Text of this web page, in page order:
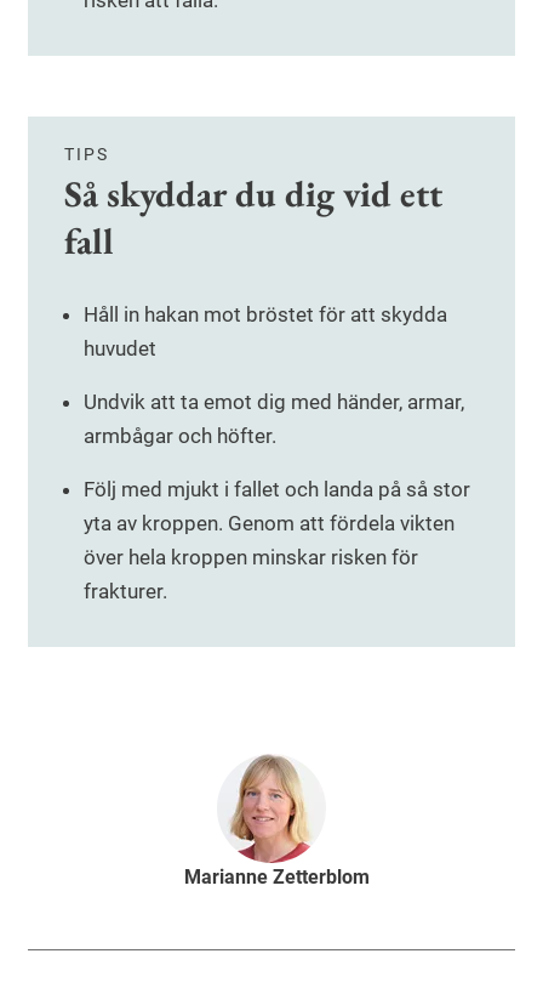
TIPS
Så skyddar du dig vid ett
fall
Håll in hakan mot bröstet för att skydda
huvudet
Undvik att ta emot dig med händer, armar,
armbågar och höfter.
Följ med mjukt i fallet och landa på så stor
yta av kroppen. Genom att fördela vikten
över hela kroppen minskar risken för
frakturer.
Marianne Zetterblom